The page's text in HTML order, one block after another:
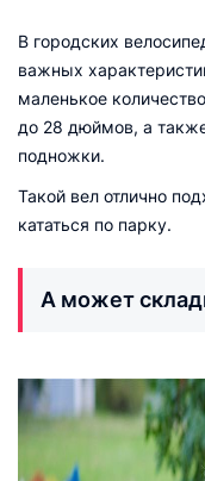
В городских
важных
маленькое
до 28 дюймов, а
подножки.
Такой вел отлично
кататься по парку.
А может